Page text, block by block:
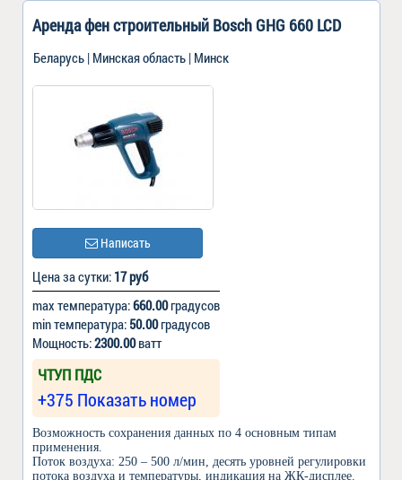
Аренда фен строительный Bosch GHG 660 LCD
Беларусь | Минская область | Минск
Написать
Цена за сутки: 17 руб
max температура:660.00градусов
min температура: 50.00градусов
Мощность:2300.00ватт
ЧТУП ПДС
+375 Показать номер
Возможность сохранения данных по 4 основным типам
применения.
Поток воздуха: 250 – 500 л/мин, десять уровней регулировки
потока воздуха и температуры, индикация на ЖК-дисплее.